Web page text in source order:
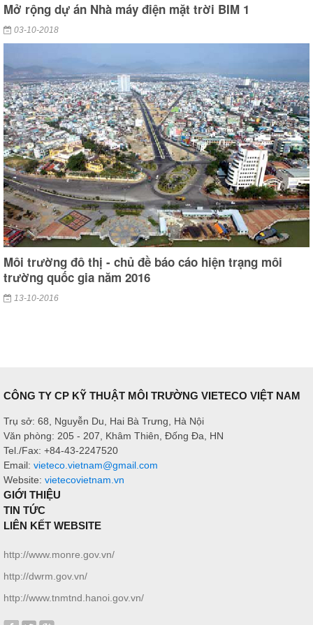
Mở rộng dự án Nhà máy điện mặt trời BIM 1
03-10-2018
Môi trường đô thị - chủ đề báo cáo hiện trạng môi
trường quốc gia năm 2016
13-10-2016
CÔNG TY CP KỸ THUẬT MÔI TRƯỜNG VIETECO VIỆT NAM
Trụ sở: 68, Nguyễn Du, Hai Bà Trưng, Hà Nội
Văn phòng: 205 - 207, Khâm Thiên, Đống Đa, HN
Tel./Fax: +84-43-2247520
Email: vieteco.vietnam@gmail.com
Website: vietecovietnam.vn
GIỚI THIỆU
TIN TỨC
LIÊN KẾT WEBSITE
http://www.monre.gov.vn/
http://dwrm.gov.vn/
http://www.tnmtnd.hanoi.gov.vn/